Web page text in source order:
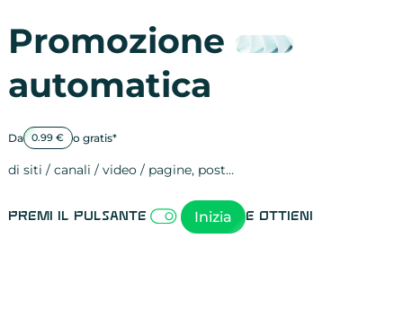
Promozione
automatica
Da 0.99 € o gratis*
di siti / canali / video / pagine, post…
Premi il pulsante Inizia e ottieni